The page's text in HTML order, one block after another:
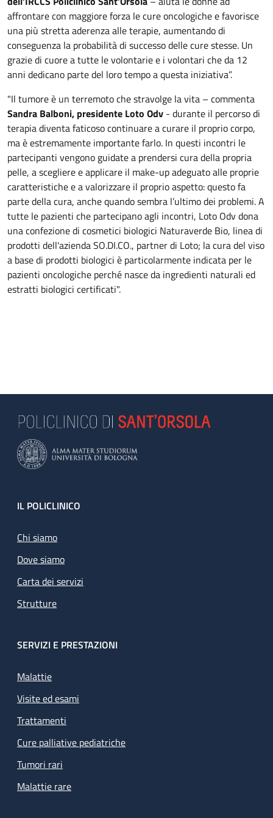
affrontare con maggiore forza le cure oncologiche e favorisce
una più stretta aderenza alle terapie, aumentando di
conseguenza la probabilità di successo delle cure stesse. Un
grazie di cuore a tutte le volontarie e i volontari che da 12
anni dedicano parte del loro tempo a questa iniziativa”.
"Il tumore è un terremoto che stravolge la vita – commenta
Sandra Balboni, presidente Loto Odv - durante il percorso di
terapia diventa faticoso continuare a curare il proprio corpo,
ma è estremamente importante farlo. In questi incontri le
partecipanti vengono guidate a prendersi cura della propria
pelle, a scegliere e applicare il make-up adeguato alle proprie
caratteristiche e a valorizzare il proprio aspetto: questo fa
parte della cura, anche quando sembra l’ultimo dei problemi. A
tutte le pazienti che partecipano agli incontri, Loto Odv dona
una confezione di cosmetici biologici Naturaverde Bio, linea di
prodotti dell'azienda SO.DI.CO., partner di Loto; la cura del viso
a base di prodotti biologici è particolarmente indicata per le
pazienti oncologiche perché nasce da ingredienti naturali ed
estratti biologici certificati".
Footer
IL POLICLINICO
Chi siamo
Dove siamo
Carta dei servizi
Strutture
SERVIZI E PRESTAZIONI
Malattie
Visite ed esami
Trattamenti
Cure palliative pediatriche
Tumori rari
Malattie rare